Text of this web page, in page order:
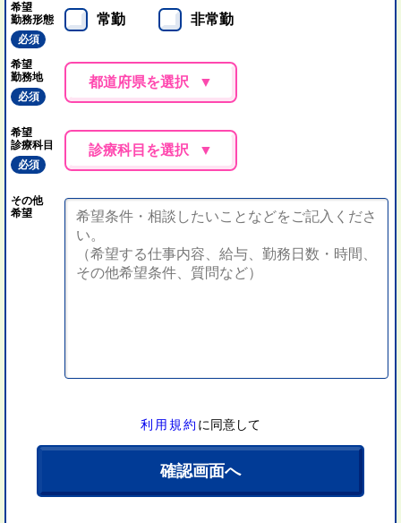
希望
勤務形態
必須
常勤 非常勤
希望
勤務地
必須
都道府県を選択
希望
診療科目
必須
診療科目を選択
その他
希望
利用規約 に同意して
確認画面へ